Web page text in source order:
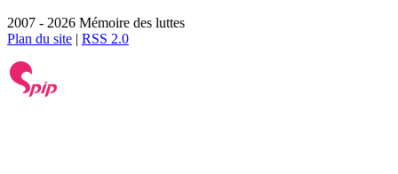
2007 - 2026 Mémoire des luttes
Plan du site | RSS 2.0